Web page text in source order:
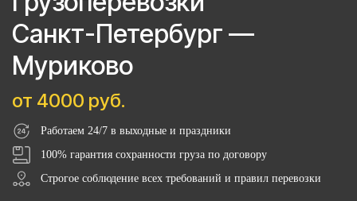
Санкт-Петербург —
Муриково
от 4000 руб.
Работаем 24/7 в выходные и праздники
100% гарантия сохранности груза по договору
Строгое соблюдение всех требований и правил перевозки